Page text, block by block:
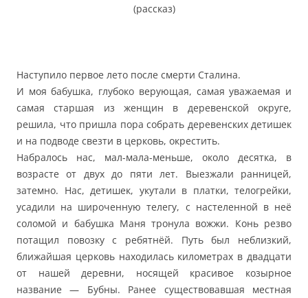
(рассказ)
Наступило первое лето после смерти Сталина.
И моя бабушка, глубоко верующая, самая уважаемая и
самая старшая из женщин в деревенской округе,
решила, что пришла пора собрать деревенских детишек
и на подводе свезти в церковь, окрестить.
Набралось нас, мал-мала-меньше, около десятка, в
возрасте от двух до пяти лет. Выезжали ранницей,
затемно. Нас, детишек, укутали в платки, телогрейки,
усадили на широченную телегу, с настеленной в неё
соломой и бабушка Маня тронула вожжи. Конь резво
потащил повозку с ребятнёй. Путь был неблизкий,
ближайшая церковь находилась километрах в двадцати
от нашей деревни, носящей красивое козырное
название — Бубны. Ранее существовавшая местная